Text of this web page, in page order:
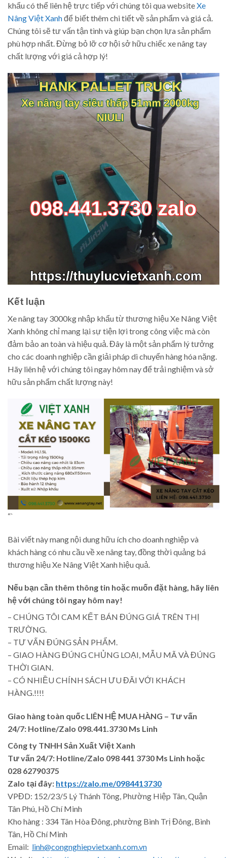
khẩu có thể liên hệ trực tiếp với chúng tôi qua websiteXe
Nâng Việt Xanhđể biết thêm chi tiết về sản phẩm và giá cả.
Chúng tôi sẽ tư vấn tận tình và giúp bạn chọn lựa sản phẩm
phù hợp nhất. Đừng bỏ lỡ cơ hội sở hữu chiếc xe nâng tay
chất lượng với giá cả hợp lý!
Kết luận
Xe nâng tay 3000kg nhập khẩu từ thương hiệu Xe Nâng Việt
Xanh không chỉ mang lại sự tiện lợi trong công việc mà còn
đảm bảo an toàn và hiệu quả. Đây là một sản phẩm lý tưởng
cho các doanh nghiệp cần giải pháp di chuyển hàng hóa nặng.
Hãy liên hệ với chúng tôi ngay hôm nay để trải nghiệm và sở
hữu sản phẩm chất lượng này!
“`
Bài viết này mang nội dung hữu ích cho doanh nghiệp và
khách hàng có nhu cầu về xe nâng tay, đồng thời quảng bá
thương hiệu Xe Nâng Việt Xanh hiệu quả.
Nếu bạn cần thêm thông tin hoặc muốn đặt hàng, hãy liên
hệ với chúng tôi ngay hôm nay!
– CHÚNG TÔI CAM KẾT BÁN ĐÚNG GIÁ TRÊN THỊ
TRƯỜNG.
– TƯ VẤN ĐÚNG SẢN PHẨM.
– GIAO HÀNG ĐÚNG CHỦNG LOẠI, MẪU MÃ VÀ ĐÚNG
THỜI GIAN.
– CÓ NHIỀU CHÍNH SÁCH ƯU ĐÃI VỚI KHÁCH
HÀNG.!!!!
Giao hàng toàn quốc LIÊN HỆ MUA HÀNG – Tư vấn
24/7: Hotline/Zalo 098.441.3730 Ms Linh
Công ty TNHH Sản Xuất Việt Xanh
Tư vấn 24/7: Hotline/Zalo 098 441 3730 Ms Linh hoặc
028 62790375
Zalo tại đây: https://zalo.me/0984413730
VPĐD: 152/23/5 Lý Thánh Tông, Phường Hiệp Tân, Quận
Tân Phú, Hồ Chí Minh
Kho hàng : 334 Tân Hòa Đông, phường Bình Trị Đông, Bình
Tân, Hồ Chí Minh
Email: linh@congnghiepvietxanh.com.vn